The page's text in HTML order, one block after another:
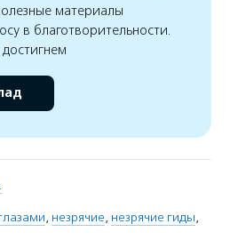
материалы
в благотворительности.
, незрячие, незрячие гиды,